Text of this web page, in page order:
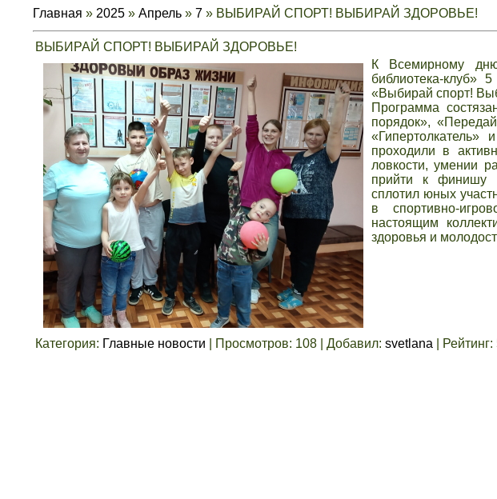
Главная » 2025 » Апрель » 7» ВЫБИРАЙ СПОРТ! ВЫБИРАЙ ЗДОРОВЬЕ!
ВЫБИРАЙ СПОРТ! ВЫБИРАЙ ЗДОРОВЬЕ!
К Всемирному
библиотека-клуб»
«Выбирай спорт!
Программа
порядок»,
«Гипертолкатель»
проходили в
ловкости, умении
прийти к финишу
сплотил юных
в спортивно-
настоящим
здоровья и
Категория: Главные новости Просмотров: 108| Добавил: svetlana Рейтинг: